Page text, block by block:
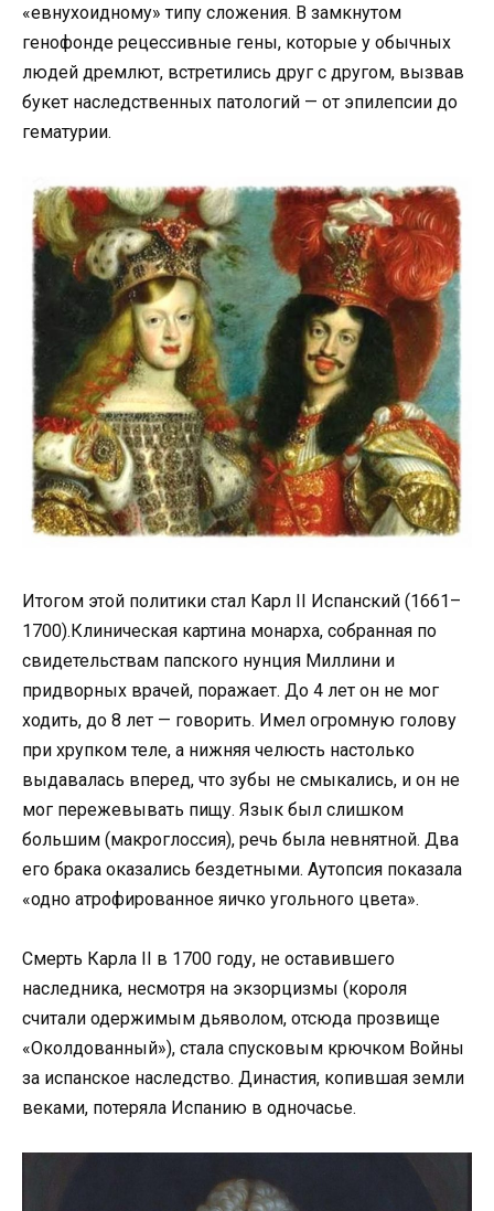
«евнухоидному» типу сложения. В замкнутом
генофонде рецессивные гены, которые у обычных
людей дремлют, встретились друг с другом, вызвав
букет наследственных патологий — от эпилепсии до
гематурии.
Итогом этой политики стал Карл II Испанский (1661–
1700).Клиническая картина монарха, собранная по
свидетельствам папского нунция Миллини и
придворных врачей, поражает. До 4 лет он не мог
ходить, до 8 лет — говорить. Имел огромную голову
при хрупком теле, а нижняя челюсть настолько
выдавалась вперед, что зубы не смыкались, и он не
мог пережевывать пищу. Язык был слишком
большим (макроглоссия), речь была невнятной. Два
его брака оказались бездетными. Аутопсия показала
«одно атрофированное яичко угольного цвета».
Смерть Карла II в 1700 году, не оставившего
наследника, несмотря на экзорцизмы (короля
считали одержимым дьяволом, отсюда прозвище
«Околдованный»), стала спусковым крючком Войны
за испанское наследство. Династия, копившая земли
веками, потеряла Испанию в одночасье.